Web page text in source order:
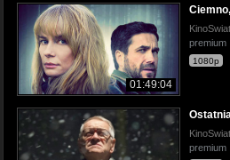
01:49:04
KinoSwiat
premium
1080p
KinoSwiat
premium